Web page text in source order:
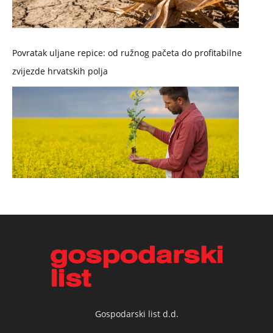
Povratak uljane repice: od ružnog pačeta do profitabilne
zvijezde hrvatskih polja
Gospodarski list d.d.